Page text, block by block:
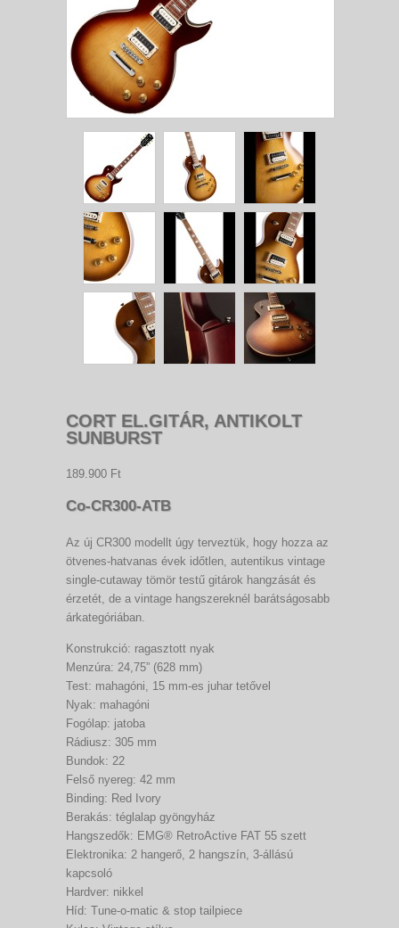
CORT EL.GITÁR, ANTIKOLT
SUNBURST
189.900 Ft
Co-CR300-ATB
Az új CR300 modellt úgy terveztük, hogy hozza az
ötvenes-hatvanas évek időtlen, autentikus vintage
single-cutaway tömör testű gitárok hangzását és
érzetét, de a vintage hangszereknél barátságosabb
árkategóriában.
Konstrukció: ragasztott nyak
Menzúra: 24,75” (628 mm)
Test: mahagóni, 15 mm-es juhar tetővel
Nyak: mahagóni
Fogólap: jatoba
Rádiusz: 305 mm
Bundok: 22
Felső nyereg: 42 mm
Binding: Red Ivory
Berakás: téglalap gyöngyház
Hangszedők: EMG® RetroActive FAT 55 szett
Elektronika: 2 hangerő, 2 hangszín, 3-állású
kapcsoló
Hardver: nikkel
Híd: Tune-o-matic & stop tailpiece